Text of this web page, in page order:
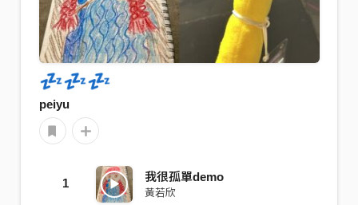
💤💤💤
peiyu
1 我很孤單demo
黃若欣